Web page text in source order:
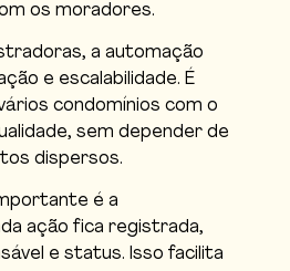
os moradores.
a automação
e escalabilidade. É
condomínios com o
sem depender de
dispersos.
é a
ação fica registrada,
e status. Isso facilita